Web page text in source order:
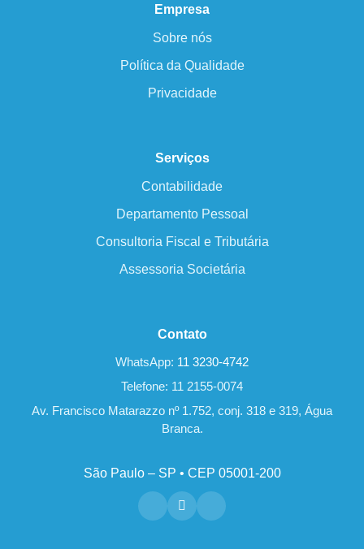
Empresa
Sobre nós
Política da Qualidade
Privacidade
Serviços
Contabilidade
Departamento Pessoal
Consultoria Fiscal e Tributária
Assessoria Societária
Contato
WhatsApp: 11 3230-4742
Telefone: 11 2155-0074
Av. Francisco Matarazzo nº 1.752, conj. 318 e 319, Água
Branca.
São Paulo – SP • CEP 05001-200